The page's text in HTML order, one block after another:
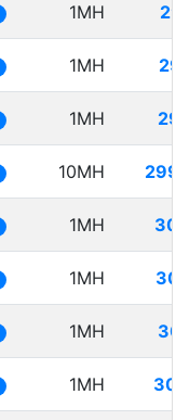
1MH
1MH
1MH
10MH
1MH
1MH
1MH
1MH